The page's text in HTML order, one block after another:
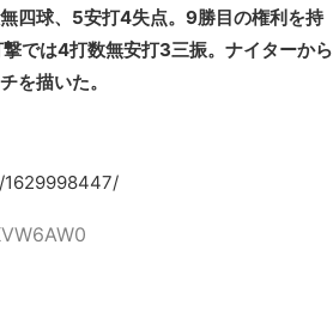
四球、5安打4失点。9勝目の権利を持
では4打数無安打3三振。ナイターから
を描いた。
1629998447/